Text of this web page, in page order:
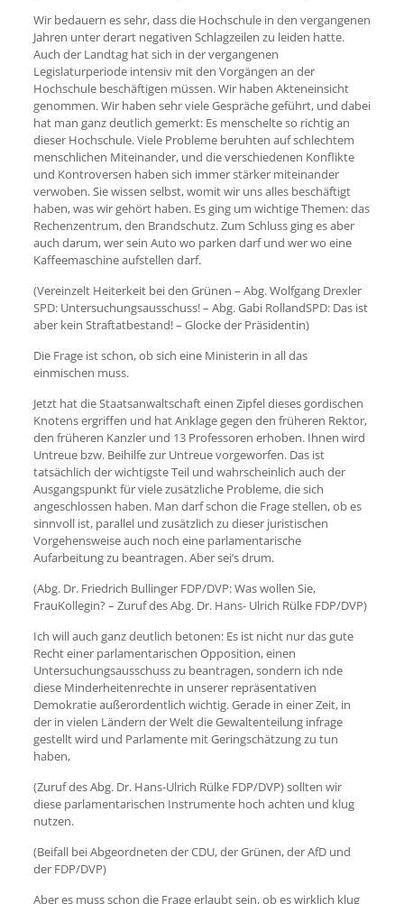
Wir bedauern es sehr, dass die Hochschule in den vergangenen
Jahren unter derart negativen Schlagzeilen zu leiden hatte.
Auch der Landtag hat sich in der vergangenen
Legislaturperiode intensiv mit den Vorgängen an der
Hochschule beschäftigen müssen. Wir haben Akteneinsicht
genommen. Wir haben sehr viele Gespräche geführt, und dabei
hat man ganz deutlich gemerkt: Es menschelte so richtig an
dieser Hochschule. Viele Probleme beruhten auf schlechtem
menschlichen Miteinander, und die verschiedenen Konflikte
und Kontroversen haben sich immer stärker miteinander
verwoben. Sie wissen selbst, womit wir uns alles beschäftigt
haben, was wir gehört haben. Es ging um wichtige Themen: das
Rechenzentrum, den Brandschutz. Zum Schluss ging es aber
auch darum, wer sein Auto wo parken darf und wer wo eine
Kaffeemaschine aufstellen darf.
(Vereinzelt Heiterkeit bei den Grünen – Abg. Wolfgang Drexler
SPD: Untersuchungsausschuss! – Abg. Gabi RollandSPD: Das ist
aber kein Straftatbestand! – Glocke der Präsidentin)
Die Frage ist schon, ob sich eine Ministerin in all das
einmischen muss.
Jetzt hat die Staatsanwaltschaft einen Zipfel dieses gordischen
Knotens ergriffen und hat Anklage gegen den früheren Rektor,
den früheren Kanzler und 13 Professoren erhoben. Ihnen wird
Untreue bzw. Beihilfe zur Untreue vorgeworfen. Das ist
tatsächlich der wichtigste Teil und wahrscheinlich auch der
Ausgangspunkt für viele zusätzliche Probleme, die sich
angeschlossen haben. Man darf schon die Frage stellen, ob es
sinnvoll ist, parallel und zusätzlich zu dieser juristischen
Vorgehensweise auch noch eine parlamentarische
Aufarbeitung zu beantragen. Aber sei’s drum.
(Abg. Dr. Friedrich Bullinger FDP/DVP: Was wollen Sie,
FrauKollegin? – Zuruf des Abg. Dr. Hans- Ulrich Rülke FDP/DVP)
Ich will auch ganz deutlich betonen: Es ist nicht nur das gute
Recht einer parlamentarischen Opposition, einen
Untersuchungsausschuss zu beantragen, sondern ich nde
diese Minderheitenrechte in unserer repräsentativen
Demokratie außerordentlich wichtig. Gerade in einer Zeit, in
der in vielen Ländern der Welt die Gewaltenteilung infrage
gestellt wird und Parlamente mit Geringschätzung zu tun
haben,
(Zuruf des Abg. Dr. Hans-Ulrich Rülke FDP/DVP) sollten wir
diese parlamentarischen Instrumente hoch achten und klug
nutzen.
(Beifall bei Abgeordneten der CDU, der Grünen, der AfD und
der FDP/DVP)
Aber es muss schon die Frage erlaubt sein, ob es wirklich klug